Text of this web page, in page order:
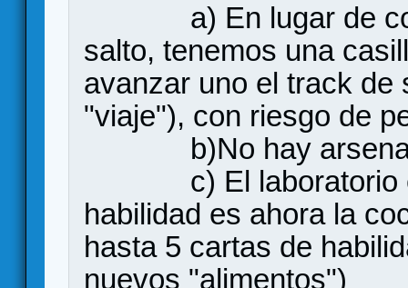
a) En lugar de
salto, tenemos una
avanzar uno el track de
"viaje"), con riesgo de
b)No hay
c) El laboratorio en
habilidad es ahora la
hasta 5 cartas de
nuevos "alimentos")